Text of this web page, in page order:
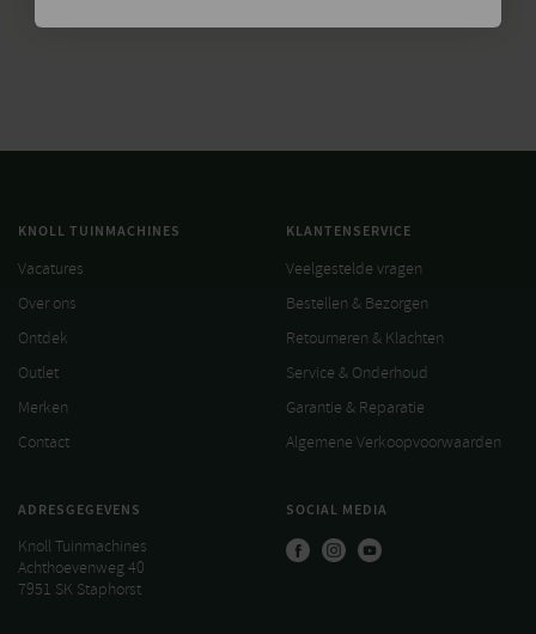
KNOLL TUINMACHINES
Vacatures
Over ons
Ontdek
Outlet
Merken
Contact
KLANTENSERVICE
Veelgestelde vragen
Bestellen & Bezorgen
Retourneren & Klachten
Service & Onderhoud
Garantie & Reparatie
Algemene Verkoopvoorwaarden
ADRESGEGEVENS
Knoll Tuinmachines
Achthoevenweg 40
7951 SK Staphorst
SOCIAL MEDIA